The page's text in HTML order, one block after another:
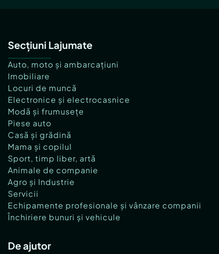
Secțiuni Lajumate
Auto, moto și ambarcațiuni
Imobiliare
Locuri de muncă
Electronice și electrocasnice
Modă și frumusețe
Piese auto
Casă și grădină
Mama și copilul
Sport, timp liber, artă
Animale de companie
Agro și Industrie
Servicii
Echipamente profesionale și vânzare companii
Închiriere bunuri și vehicule
De ajutor